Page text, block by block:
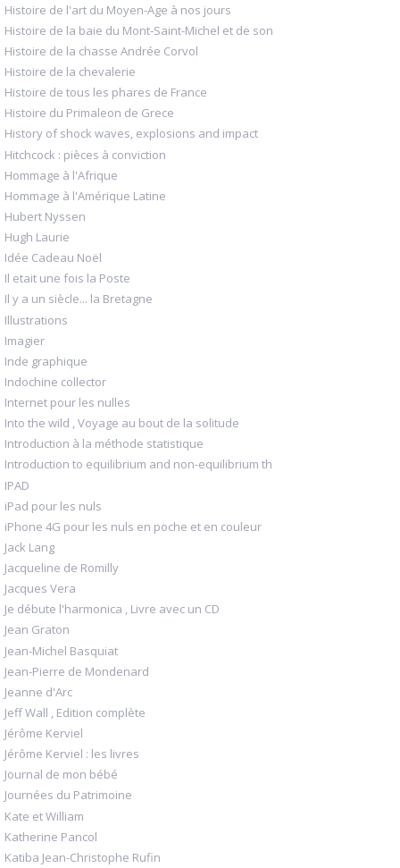
Histoire de l'art du Moyen-Age à nos jours
Histoire de la baie du Mont-Saint-Michel et de son
Histoire de la chasse Andrée Corvol
Histoire de la chevalerie
Histoire de tous les phares de France
Histoire du Primaleon de Grece
History of shock waves, explosions and impact
Hitchcock : pièces à conviction
Hommage à l'Afrique
Hommage à l'Amérique Latine
Hubert Nyssen
Hugh Laurie
Idée Cadeau Noël
Il etait une fois la Poste
Il y a un siècle... la Bretagne
Illustrations
Imagier
Inde graphique
Indochine collector
Internet pour les nulles
Into the wild , Voyage au bout de la solitude
Introduction à la méthode statistique
Introduction to equilibrium and non-equilibrium th
IPAD
iPad pour les nuls
iPhone 4G pour les nuls en poche et en couleur
Jack Lang
Jacqueline de Romilly
Jacques Vera
Je débute l'harmonica , Livre avec un CD
Jean Graton
Jean-Michel Basquiat
Jean-Pierre de Mondenard
Jeanne d'Arc
Jeff Wall , Edition complète
Jérôme Kerviel
Jérôme Kerviel : les livres
Journal de mon bébé
Journées du Patrimoine
Kate et William
Katherine Pancol
Katiba Jean-Christophe Rufin